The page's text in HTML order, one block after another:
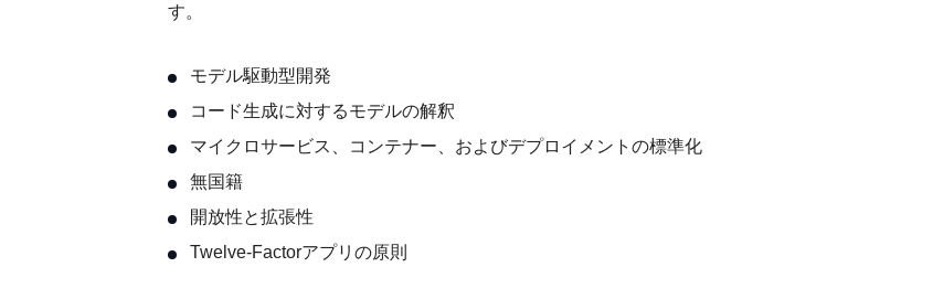
す。
モデル駆動型開発
コード生成に対するモデルの解釈
マイクロサービス、コンテナー、およびデプロイメントの標準化
無国籍
開放性と拡張性
Twelve-Factorアプリの原則